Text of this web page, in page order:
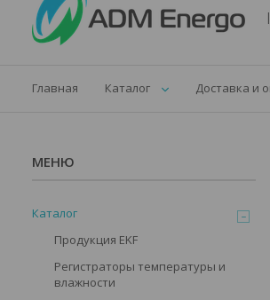
Главная Каталог Доставка и
Каталог
Продукция EKF
Регистраторы температуры и
влажности